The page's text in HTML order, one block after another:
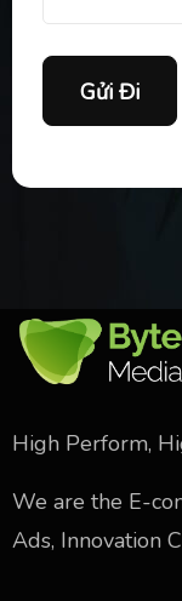
Gửi Đi
High Perform,
We are the E-
Ads, Innovation